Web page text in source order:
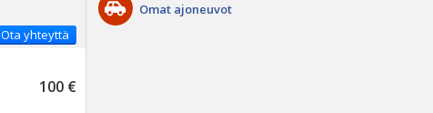
Ota yhteyttä
100 €
Omat ajoneuvot